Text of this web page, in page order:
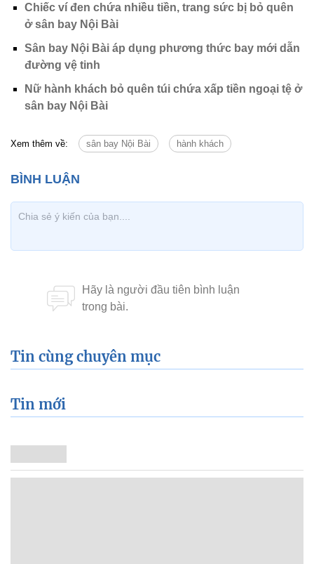
Chiếc ví đen chứa nhiều tiền, trang sức bị bỏ quên
ở sân bay Nội Bài
Sân bay Nội Bài áp dụng phương thức bay mới dẫn
đường vệ tinh
Nữ hành khách bỏ quên túi chứa xấp tiền ngoại tệ ở
sân bay Nội Bài
Xem thêm về: sân bay Nội Bài hành khách
Tin cùng chuyên mục
Tin mới